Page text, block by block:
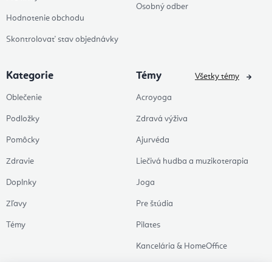
Hodnotenie obchodu
Skontrolovať stav objednávky
Osobný odber
Kategorie
Oblečenie
Podložky
Pomôcky
Zdravie
Doplnky
Zľavy
Témy
Témy
Acroyoga
Zdravá výživa
Ajurvéda
Liečivá hudba a muzikoterapia
Joga
Pre štúdia
Pilates
Kancelária & HomeOffice
Všetky témy